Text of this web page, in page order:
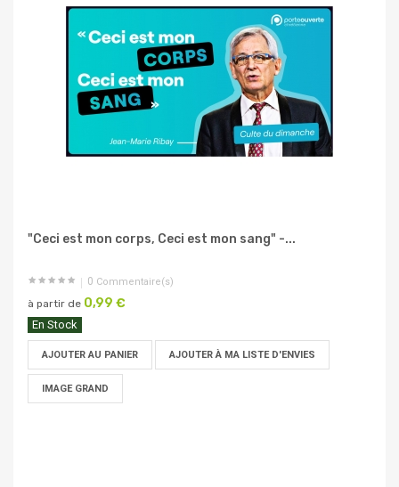
"Ceci est mon corps, Ceci est mon sang" -...
0 Commentaire(s)
à partir de 0,99 €
En Stock
AJOUTER AU PANIER AJOUTER À MA LISTE D'ENVIES
IMAGE GRAND